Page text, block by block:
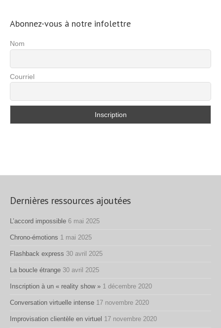
Abonnez-vous à notre infolettre
Nom
Courriel
Dernières ressources ajoutées
L’accord impossible 6 mai 2025
Chrono-émotions 1 mai 2025
Flashback express 30 avril 2025
La boucle étrange 30 avril 2025
Inscription à un « reality show » 1 décembre 2020
Conversation virtuelle intense 17 novembre 2020
Improvisation clientèle en virtuel 17 novembre 2020